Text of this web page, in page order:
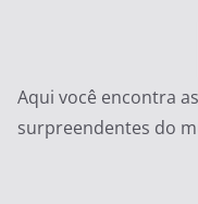
conteúdo
Aqui você encontra
surpreendentes do